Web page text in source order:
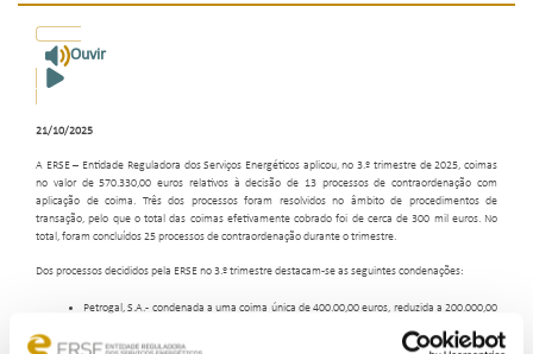
Ouvir
21/10/2025
A ERSE – Entidade Reguladora dos Serviços Energéticos aplicou, no 3.º trimestre de 2025, coimas
no valor de 570.330,00 euros relativos à decisão de 13 processos de contraordenação com
aplicação de coima. Três dos processos foram resolvidos no âmbito de procedimentos de
transação, pelo que o total das coimas efetivamente cobrado foi de cerca de 300 mil euros. No
total, foram concluídos 25 processos de contraordenação durante o trimestre.
Dos processos decididos pela ERSE no 3.º trimestre destacam-se as seguintes condenações:
Petrogal, S.A. - condenada a uma coima única de 400.00,00 euros, reduzida a 200.000,00
conservação de chamadas telefónicas, ao não pagamento de compensação a cliente, à